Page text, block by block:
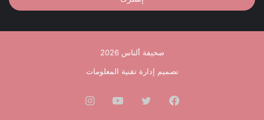
صحيفة ألناس 2026
تصميم إدارة تقنية المعلومات
فيسبوك تويتر يوتيوب